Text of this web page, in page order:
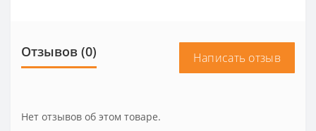
Отзывов (0) Написать отзыв
Нет отзывов об этом товаре.